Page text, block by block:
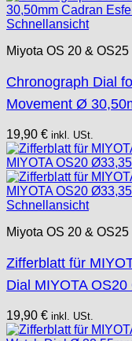
ST "Standard "
Tissot
Unitas
Schnellansicht
Miyota OS 20 & OS25
Chronograph Dial
Movement Ø
19,90 € inkl. USt.
Schnellansicht
Miyota OS 20 & OS25
Zifferblatt für
Dial MIYOTA
19,90 € inkl. USt.